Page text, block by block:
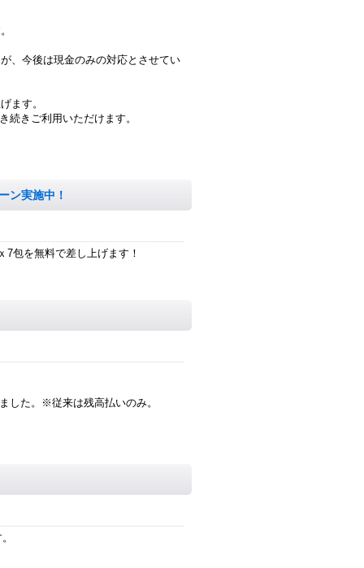
、今後は現金のみの対応とさせてい
ます。
続きご利用いただけます。
ン実施中！
包を無料で差し上げます！
した。※従来は残高払いのみ。